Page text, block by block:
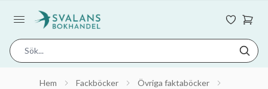
Hem Fackböcker
Övriga faktaböcker